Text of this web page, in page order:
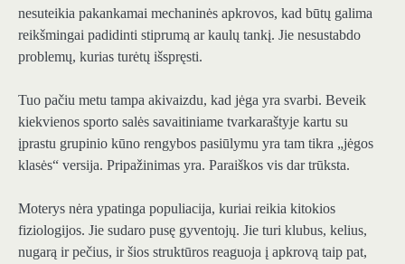
nesuteikia pakankamai mechaninės apkrovos, kad būtų galima
reikšmingai padidinti stiprumą ar kaulų tankį. Jie nesustabdo
problemų, kurias turėtų išspręsti.
Tuo pačiu metu tampa akivaizdu, kad jėga yra svarbi. Beveik
kiekvienos sporto salės savaitiniame tvarkaraštyje kartu su
įprastu grupinio kūno rengybos pasiūlymu yra tam tikra „jėgos
klasės“ versija. Pripažinimas yra. Paraiškos vis dar trūksta.
Moterys nėra ypatinga populiacija, kuriai reikia kitokios
fiziologijos. Jie sudaro pusę gyventojų. Jie turi klubus, kelius,
nugarą ir pečius, ir šios struktūros reaguoja į apkrovą taip pat,